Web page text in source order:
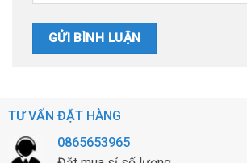
TƯ VẤN ĐẶT HÀNG
0865653965